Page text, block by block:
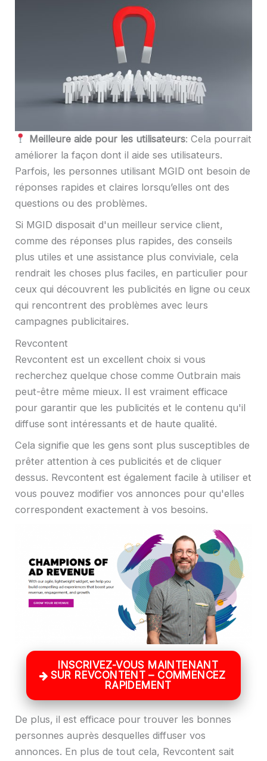
Meilleure aide pour les utilisateurs: Cela pourrait
améliorer la façon dont il aide ses utilisateurs.
Parfois, les personnes utilisant MGID ont besoin de
réponses rapides et claires lorsqu’elles ont des
questions ou des problèmes.
Si MGID disposait d'un meilleur service client,
comme des réponses plus rapides, des conseils
plus utiles et une assistance plus conviviale, cela
rendrait les choses plus faciles, en particulier pour
ceux qui découvrent les publicités en ligne ou ceux
qui rencontrent des problèmes avec leurs
campagnes publicitaires.
Revcontent
Revcontent est un excellent choix si vous
recherchez quelque chose comme Outbrain mais
peut-être même mieux. Il est vraiment efficace
pour garantir que les publicités et le contenu qu'il
diffuse sont intéressants et de haute qualité.
Cela signifie que les gens sont plus susceptibles de
prêter attention à ces publicités et de cliquer
dessus. Revcontent est également facile à utiliser et
vous pouvez modifier vos annonces pour qu'elles
correspondent exactement à vos besoins.
INSCRIVEZ-VOUS MAINTENANT
SUR REVCONTENT – ​​COMMENCEZ
RAPIDEMENT
De plus, il est efficace pour trouver les bonnes
personnes auprès desquelles diffuser vos
annonces. En plus de tout cela, Revcontent sait